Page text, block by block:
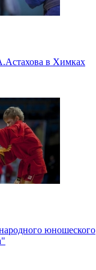
в Химках
юношеского